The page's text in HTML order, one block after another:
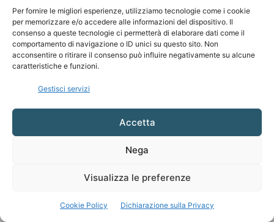
Per fornire le migliori esperienze, utilizziamo tecnologie come i cookie
per memorizzare e/o accedere alle informazioni del dispositivo. Il
consenso a queste tecnologie ci permetterà di elaborare dati come il
comportamento di navigazione o ID unici su questo sito. Non
acconsentire o ritirare il consenso può influire negativamente su alcune
caratteristiche e funzioni.
Gestisci servizi
Accetta
Nega
Visualizza le preferenze
Cookie Policy Dichiarazione sulla Privacy